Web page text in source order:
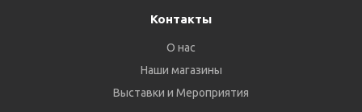
Контакты
О нас
Наши магазины
Выставки и Мероприятия